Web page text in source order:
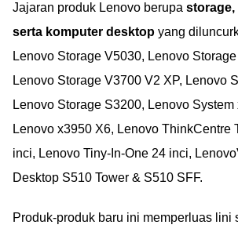
Jajaran produk Lenovo berupa storage,
serta komputer desktop yang
Lenovo Storage V5030, Lenovo
Lenovo Storage V3700 V2 XP, Lenovo
Lenovo Storage S3200, Lenovo System
Lenovo x3950 X6, Lenovo ThinkCentre
inci, Lenovo Tiny-In-One 24 inci,
Desktop S510 Tower & S510 SFF.
Produk-produk baru ini memperluas lini